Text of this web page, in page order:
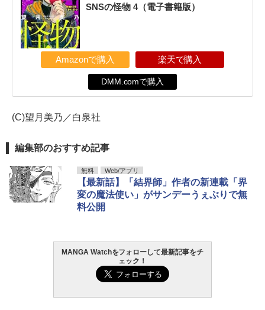
SNSの怪物 4（電子書籍版）
Amazonで購入 楽天で購入
DMM.comで購入
(C)望月美乃／白泉社
編集部のおすすめ記事
無料 Web/アプリ
【最新話】「結界師」作者の新連載「界
変の魔法使い」がサンデーうぇぶりで無
料公開
MANGA Watchをフォローして最新記事をチ
ェック！